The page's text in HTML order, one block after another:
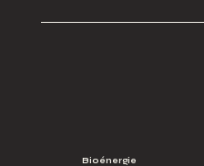
Bioénergie